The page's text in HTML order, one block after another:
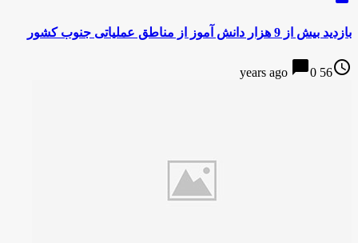
بازدید بیش از 9 هزار دانش آموز از مناطق عملیاتی جنوب کشور
access_time
56 years ago
chat_bubble0